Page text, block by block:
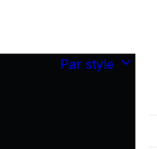
Par style